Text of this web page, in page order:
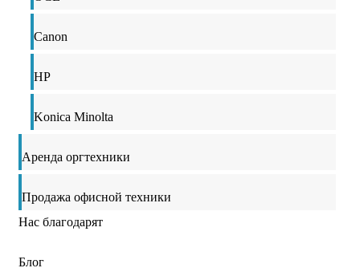
Canon
HP
Konica Minolta
Аренда оргтехники
Продажа офисной техники
Нас благодарят
Блог